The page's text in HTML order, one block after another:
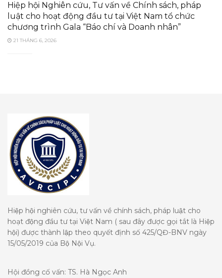
Hiệp hội Nghiên cứu, Tư vấn về Chính sách, pháp
luật cho hoạt động đầu tư tại Việt Nam tổ chức
chương trình Gala “Báo chí và Doanh nhân”
21 THÁNG 6, 2026
Hiệp hội nghiên cứu, tư vấn về chính sách, pháp luật cho
hoạt động đầu tư tại Việt Nam ( sau đây được gọi tắt là Hiệp
hội) được thành lập theo quyết định số 425/QĐ-BNV ngày
15/05/2019 của Bộ Nội Vụ.
Hội đồng cố vấn: TS. Hà Ngọc Anh